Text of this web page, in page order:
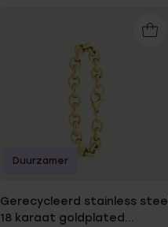
Gerecycleerd stainless steel
18 karaat goldplated
Duurzamer